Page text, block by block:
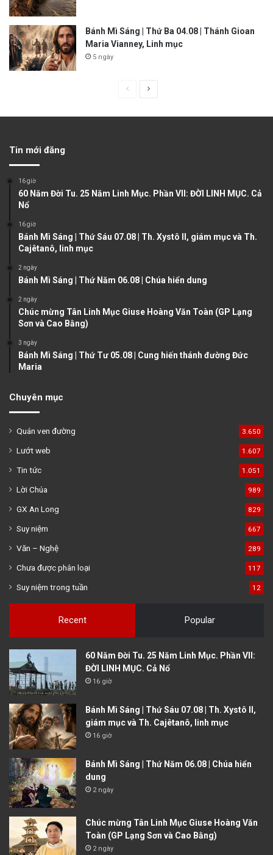
Bánh Mì Sáng | Thứ Ba 04.08 | Thánh Gioan
Maria Vianney, Linh mục
5 ngày
u
a
e
g
Tin mới đăng
16 giờ
60 Năm Đời Tu. 25 Năm Linh Mục. Phần VII: ĐỜI LINH MỤC. Cả
Nổ
16 giờ
Bánh Mì Sáng | Thứ Sáu 07.08 | Th. Xystô II, giám mục và Th.
Cajêtanô, linh mục
2 ngày
Bánh Mì Sáng | Thứ Năm 06.08 | Chúa hiển dung
2 ngày
Chúc mừng Tân Linh Mục Giuse Hoàng Văn Toàn (GP Lạng
Sơn và Cao Bằng)
3 ngày
Bánh Mì Sáng | Thứ Tư 05.08 | Cung hiến thánh đường Đức
Maria
Chuyên mục
Quán ven đường 3.650
Lướt web 1.607
Tin tức 1.051
Lời Chúa 989
GX An Long 829
Suy niệm 667
Văn – Nghệ 289
Chưa được phân loại 117
Suy niệm trong tuần 12
Recent Popular
60 Năm Đời Tu. 25 Năm Linh Mục. Phần VII:
ĐỜI LINH MỤC. Cả Nổ
16 giờ
Bánh Mì Sáng | Thứ Sáu 07.08 | Th. Xystô II,
giám mục và Th. Cajêtanô, linh mục
16 giờ
Bánh Mì Sáng | Thứ Năm 06.08 | Chúa hiển
dung
2 ngày
Chúc mừng Tân Linh Mục Giuse Hoàng Văn
Toàn (GP Lạng Sơn và Cao Bằng)
2 ngày